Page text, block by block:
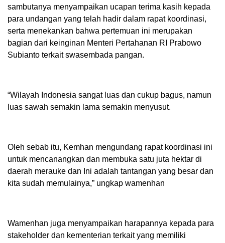
sambutanya menyampaikan ucapan terima kasih kepada
para undangan yang telah hadir dalam rapat koordinasi,
serta menekankan bahwa pertemuan ini merupakan
bagian dari keinginan Menteri Pertahanan RI Prabowo
Subianto terkait swasembada pangan.
“Wilayah Indonesia sangat luas dan cukup bagus, namun
luas sawah semakin lama semakin menyusut.
Oleh sebab itu, Kemhan mengundang rapat koordinasi ini
untuk mencanangkan dan membuka satu juta hektar di
daerah merauke dan Ini adalah tantangan yang besar dan
kita sudah memulainya,” ungkap wamenhan
Wamenhan juga menyampaikan harapannya kepada para
stakeholder dan kementerian terkait yang memiliki